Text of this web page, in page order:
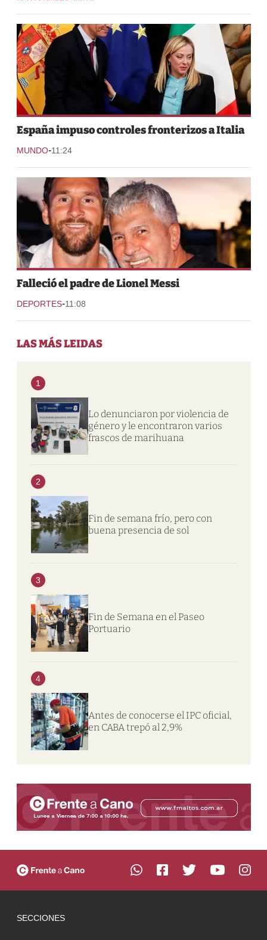
España impuso controles fronterizos a Italia
MUNDO-11:24
Falleció el padre de Lionel Messi
DEPORTES-11:08
LAS MÁS LEIDAS
1
Lo denunciaron por violencia de
género y le encontraron varios
frascos de marihuana
2
Fin de semana frío, pero con
buena presencia de sol
3
Fin de Semana en el Paseo
Portuario
4
Antes de conocerse el IPC oficial,
en CABA trepó al 2,9%
SECCIONES